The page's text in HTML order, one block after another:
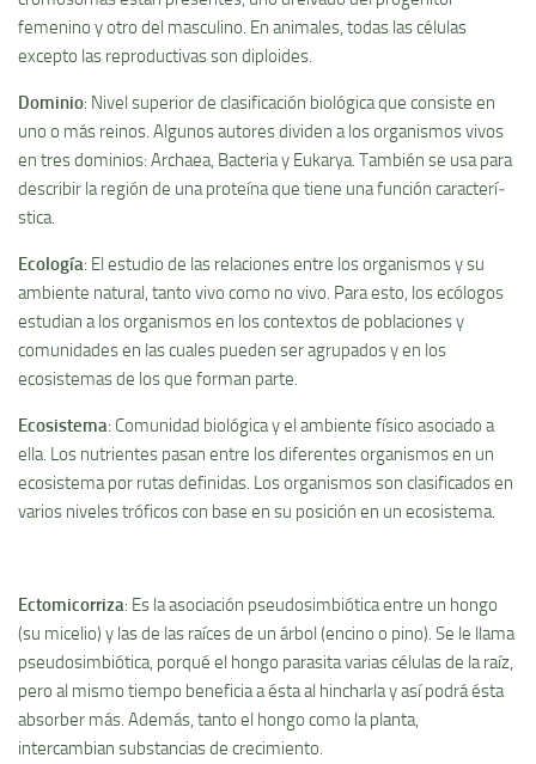
femenino y otro del masculino. En animales, todas las células
excepto las reproductivas son diploides.
Dominio: Nivel superior de clasificación biológica que consiste en
uno o más reinos. Algunos autores dividen a los organismos vivos
en tres dominios: Archaea, Bacteria y Eukarya. También se usa para
describir la región de una proteí­na que tiene una función caracterí­
stica.
Ecologí­a: El estudio de las relaciones entre los organismos y su
ambiente natural, tanto vivo como no vivo. Para esto, los ecólogos
estudian a los organismos en los contextos de poblaciones y
comunidades en las cuales pueden ser agrupados y en los
ecosistemas de los que forman parte.
Ecosistema: Comunidad biológica y el ambiente fí­sico asociado a
ella. Los nutrientes pasan entre los diferentes organismos en un
ecosistema por rutas definidas. Los organismos son clasificados en
varios niveles tróficos con base en su posición en un ecosistema.
Ectomicorriza: Es la asociación pseudosimbiótica entre un hongo
(su micelio) y las de las raí­ces de un árbol (encino o pino). Se le llama
pseudosimbiótica, porqué el hongo parasita varias células de la raí­z,
pero al mismo tiempo beneficia a ésta al hincharla y así­ podrá ésta
absorber más. Además, tanto el hongo como la planta,
intercambian substancias de crecimiento.